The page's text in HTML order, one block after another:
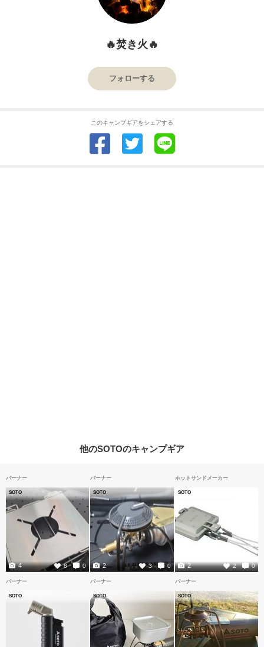
🔥焚き火🔥
フォローする
このキャンプギアをシェアする
他のSOTOのキャンプギア
バーナー
SOTO
8 0
4
バーナー
SOTO
3 0
2
ホットサンドメーカー
SOTO
2 0
2
バーナー
SOTO
バーナー
SOTO
バーナー
SOTO